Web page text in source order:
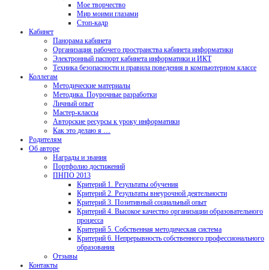
Мое творчество
Мир моими глазами
Стоп-кадр
Кабинет
Панорама кабинета
Организация рабочего пространства кабинета информатики
Электронный паспорт кабинета информатики и ИКТ
Техника безопасности и правила поведения в компьютерном классе
Коллегам
Методические материалы
Методика. Поурочные разработки
Личный опыт
Мастер-классы
Авторские ресурсы к уроку информатики
Как это делаю я …
Родителям
Об авторе
Награды и звания
Портфолио достижений
ПНПО 2013
Критерий 1. Результаты обучения
Критерий 2. Результаты внеурочной деятельности
Критерий 3. Позитивный социальный опыт
Критерий 4. Высокое качество организации образовательного
процесса
Критерий 5. Собственная методическая система
Критерий 6. Непрерывность собственного профессионального
образования
Отзывы
Контакты